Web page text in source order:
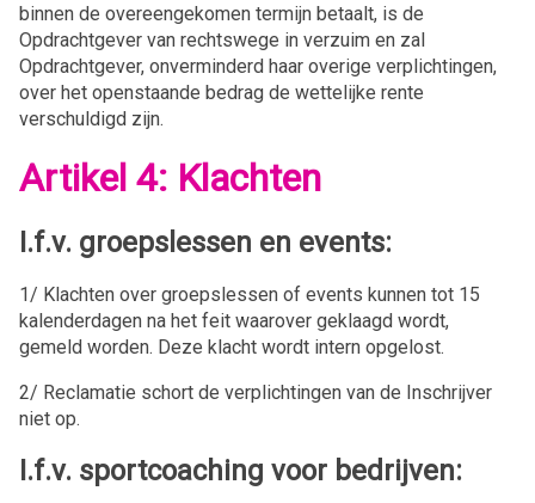
binnen de overeengekomen termijn betaalt, is de
Opdrachtgever van rechtswege in verzuim en zal
Opdrachtgever, onverminderd haar overige verplichtingen,
over het openstaande bedrag de wettelijke rente
verschuldigd zijn.
Artikel 4: Klachten
I.f.v. groepslessen en events:
1/ Klachten over groepslessen of events kunnen tot 15
kalenderdagen na het feit waarover geklaagd wordt,
gemeld worden. Deze klacht wordt intern opgelost.
2/ Reclamatie schort de verplichtingen van de Inschrijver
niet op.
I.f.v. sportcoaching voor bedrijven: